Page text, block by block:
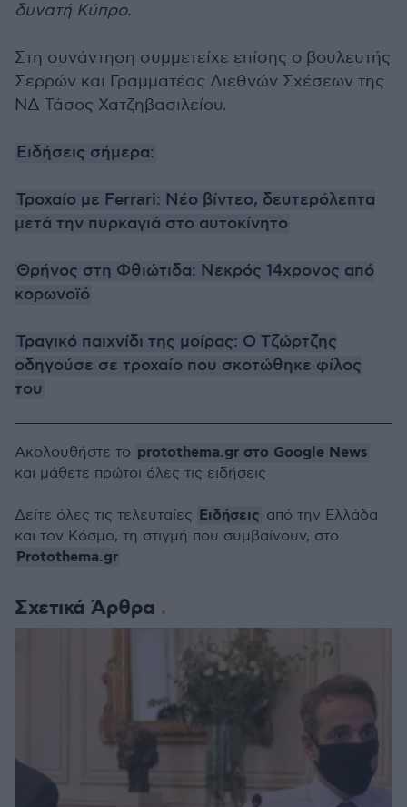
δυνατή Κύπρο.
Στη συνάντηση συμμετείχε επίσης ο βουλευτής
Σερρών και Γραμματέας Διεθνών Σχέσεων της
ΝΔ Τάσος Χατζηβασιλείου.
Ειδήσεις σήμερα:
Τροχαίο με Ferrari: Νέο βίντεο, δευτερόλεπτα
μετά την πυρκαγιά στο αυτοκίνητο
Θρήνος στη Φθιώτιδα: Νεκρός 14χρονος από
κορωνοϊό
Τραγικό παιχνίδι της μοίρας: Ο Τζώρτζης
οδηγούσε σε τροχαίο που σκοτώθηκε φίλος
του
Σχετικά Άρθρα
Ακολουθήστε το protothema.gr στο Google News
και μάθετε πρώτοι όλες τις ειδήσεις
Δείτε όλες τις τελευταίες Ειδήσεις από την Ελλάδα
και τον Κόσμο, τη στιγμή που συμβαίνουν, στο
Protothema.gr